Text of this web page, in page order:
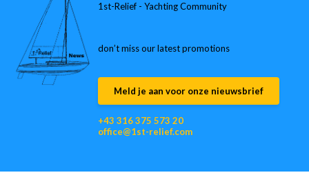
1st-Relief - Yachting Community
don’t miss our latest promotions
Meld je aan voor onze nieuwsbrief
+43 316 375 573 20
office@1st-relief.com